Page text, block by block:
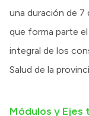
una duración de
que forma parte
integral de los
Salud de la
Módulos y Ejes